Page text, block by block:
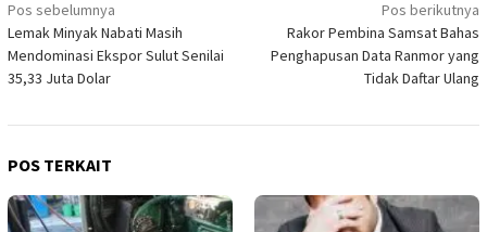
Navigasi
pos
Pos sebelumnya
Lemak Minyak Nabati Masih
Mendominasi Ekspor Sulut Senilai
35,33 Juta Dolar
Pos berikutnya
Rakor Pembina Samsat Bahas
Penghapusan Data Ranmor yang
Tidak Daftar Ulang
POS TERKAIT